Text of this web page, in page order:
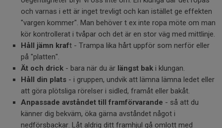
och varnas i ett är inget trevligt och kan istället ge effekten
"vargen kommer". Man behöver t ex inte ropa möte om man
kör kontrollerat i tvåpar och det är en stor väg med mittlinje.
Håll jämn kraft - Trampa lika hårt uppför som nerför eller
på "platten".
Ät och drick - bara när du är längst bak i klungan.
Håll din plats - i gruppen, undvik att lämna lämna ledet eller
att göra plötsliga rörelser i sidled, framåt eller bakåt.
Anpassade avståndet till framförvarande - så att du
känner dig bekväm, öka gärna avståndet något i
nedförsbackar. Låt aldrig ditt framhjul gå omlott med